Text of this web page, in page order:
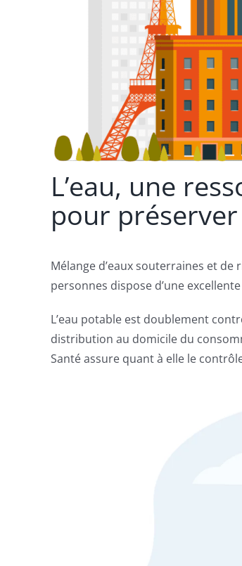
L’eau, une
pour
Mélange d’eaux souterraines et
personnes dispose d’une
L’eau potable est doublement
distribution au domicile du
Santé assure quant à elle le